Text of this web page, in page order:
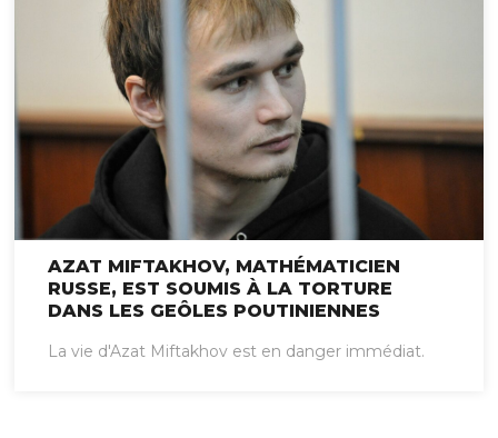
AZAT MIFTAKHOV, MATHÉMATICIEN
RUSSE, EST SOUMIS À LA TORTURE
DANS LES GEÔLES POUTINIENNES
La vie d'Azat Miftakhov est en danger immédiat.